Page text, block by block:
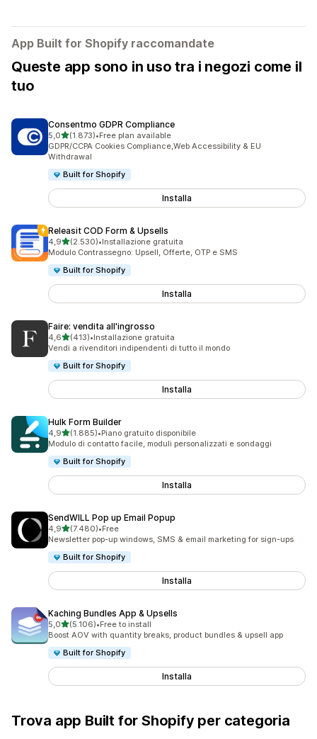
App Built for Shopify raccomandate
Queste app sono in uso tra i negozi come il
tuo
Consentmo GDPR Compliance
5,0stelle su 5
(1.873)
1873 recensioni totali
•Free plan available
GDPR/CCPA Cookies Compliance,Web Accessibility & EU
Withdrawal
Built for Shopify
Installa
Releasit COD Form & Upsells
4,9stelle su 5
(2.530)
2530 recensioni totali
•Installazione gratuita
Modulo Contrassegno: Upsell, Offerte, OTP e SMS
Built for Shopify
Installa
Faire: vendita all'ingrosso
4,6stelle su 5
(413)
413 recensioni totali
•Installazione gratuita
Vendi a rivenditori indipendenti di tutto il mondo
Built for Shopify
Installa
Hulk Form Builder
4,9stelle su 5
(1.885)
1885 recensioni totali
•Piano gratuito disponibile
Modulo di contatto facile, moduli personalizzati e sondaggi
Built for Shopify
Installa
SendWILL Pop up Email Popup
4,9stelle su 5
(7.480)
7480 recensioni totali
•Free
Newsletter pop-up windows, SMS & email marketing for sign-ups
Built for Shopify
Installa
Kaching Bundles App & Upsells
5,0stelle su 5
(5.106)
5106 recensioni totali
•Free to install
Boost AOV with quantity breaks, product bundles & upsell app
Built for Shopify
Installa
Trova app Built for Shopify per categoria